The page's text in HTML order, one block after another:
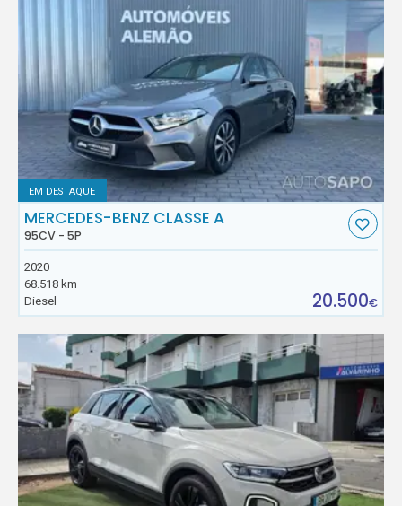
EM DESTAQUE
MERCEDES-BENZ CLASSE A
95CV - 5P
2020
68.518 km
Diesel
20.500€